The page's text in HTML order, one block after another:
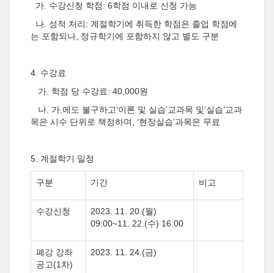
가 수강신청 학점: 6학점 이내로 신청 가능
나 성적 처리: 계절학기에 취득한 학점은 졸업 학점에
는 포함되나 정규학기에 포함하지 않고 별도 구분
4. 수강료
가 학점 당 수강료: 40,000원
나 가 에도 불구하고‘이론 및 실습’교과목 및‘실습’교과
목은 시수 단위로 책정하며
, ‘현장실습’과목은 무료
5. 계절학기 일정
구분 기간 비고
수강신청 2023. 11. 20.(월)
09:00~11. 22.(수) 16:00
폐강 강좌
공고(1 차)
2023. 11. 24.(금)